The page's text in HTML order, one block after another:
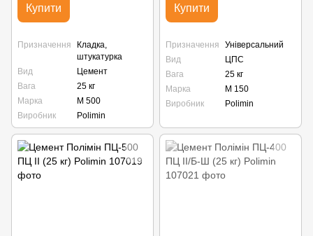
Купити
Призначення
Кладка,
штукатурка
Вид
Цемент
Вага
25 кг
Марка
М 500
Виробник
Polimin
Купити
Призначення
Універсальний
Вид
ЦПС
Вага
25 кг
Марка
М 150
Виробник
Polimin